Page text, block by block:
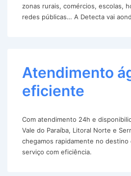
zonas rurais, comércios, escolas,
redes públicas… A Detecta vai
Atendimento
eficiente
Com atendimento 24h e
Vale do Paraíba, Litoral Norte e
chegamos rapidamente no destino
serviço com eficiência.